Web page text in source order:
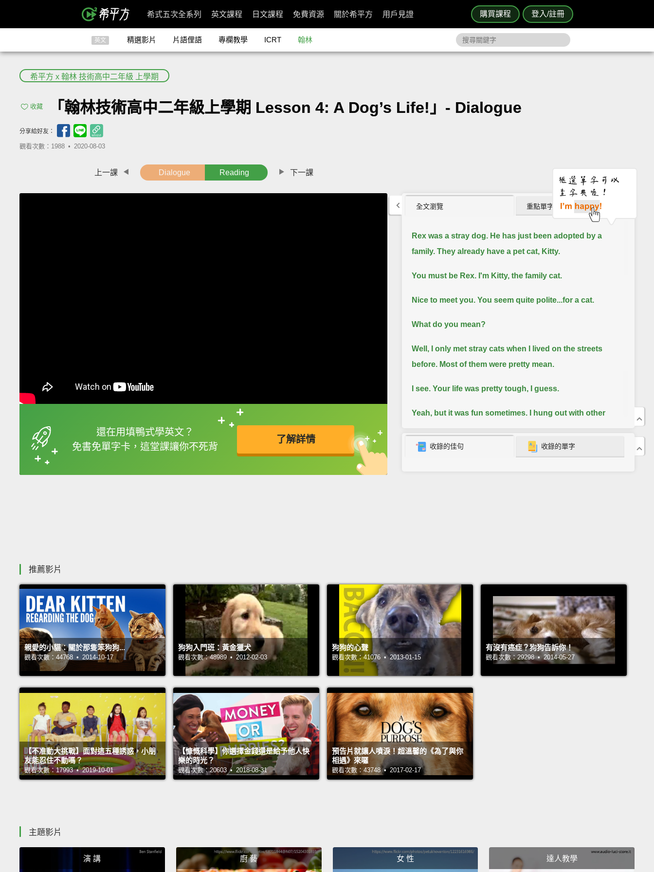
購買課程 登入/註冊
希式五次全系列 英文課程 日文課程 免費資源 關於希平方 用戶見證
英文 精選影片 片語俚語 專欄教學 ICRT 翰林
希平方 x 翰林 技術高中二年級 上學期
收藏 「翰林技術高中二年級上學期 Lesson 4: A Dog’s Life!」- Dialogue
分享給好友：
觀看次數：1988 • 2020-08-03
上一課 Dialogue Reading 下一課
還在用填鴨式學英文？
免書免單字卡，這堂課讓你不死背
了解詳情
框選或點兩下字幕可以直接查字典喔！
英
全文瀏覽 重點單字片語 (12)
Rex was a stray dog. He has just been adopted by a
family. They already have a pet cat, Kitty.
You must be Rex. I'm Kitty, the family cat.
Nice to meet you. You seem quite polite...for a cat.
What do you mean?
Well, I only met stray cats when I lived on the streets
before. Most of them were pretty mean.
I see. Your life was pretty tough, I guess.
Yeah, but it was fun sometimes. I hung out with other
Then why don't you go back there if it was so great?
雷克斯是一隻流浪狗。剛剛被一個家庭收養。他們已經有一隻
寵物貓，凱蒂。
你一定是雷克斯。我是家貓凱蒂。
很高興見到妳。就一隻貓而言...妳似乎很有禮貌。
你是什麼意思？
這個嘛，我以前住在街頭時只遇到過流浪貓。他們大多都相當
惡劣。
我明白了。我想你以前的生活一定很艱困。
對啊，不過有時也蠻有趣的。我都和其他狗混在一起，並且常
我想是的。總之，我們家都是好人。你會喜歡他們。
收錄的佳句 收錄的單字
推薦影片
親愛的小貓：關於那隻笨狗狗...
觀看次數：44768 • 2014-10-17
狗狗入門班：黃金獵犬
觀看次數：48989 • 2012-02-03
狗狗的心聲
觀看次數：41076 • 2013-01-15
有沒有癌症？狗狗告訴你！
觀看次數：29298 • 2014-05-27
【不准動大挑戰】面對這五種誘惑，小朋
友能忍住不動嗎？
觀看次數：17993 • 2019-10-01
【慷慨科學】你選擇金錢還是給予他人快
樂的時光？
觀看次數：20603 • 2018-08-31
預告片就讓人噴淚！超溫馨的《為了與你
相遇》來囉
觀看次數：43748 • 2017-02-17
主題影片
演 講 廚 藝 女 性 達人教學